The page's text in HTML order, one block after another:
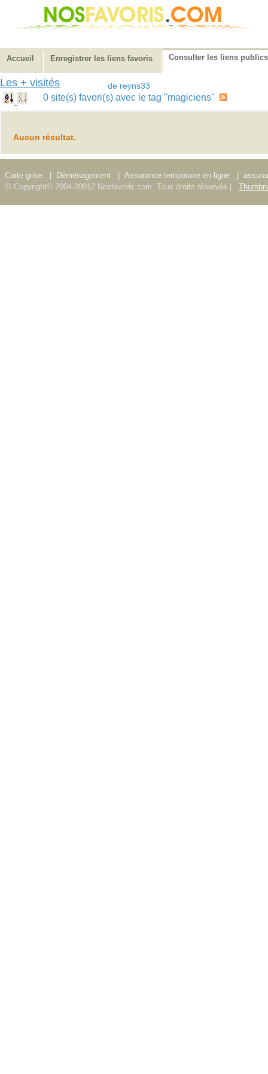
Accueil Enregistrer les liens favoris Consulter les liens publics
Les + visités de reyns33
0 site(s) favori(s) avec le tag "magiciens"
Aucun résultat.
Carte grise Déménagement Assurance temporaire en ligne
© Copyright© 2004-20012 Nosfavoris.com. Tous droits réservés |